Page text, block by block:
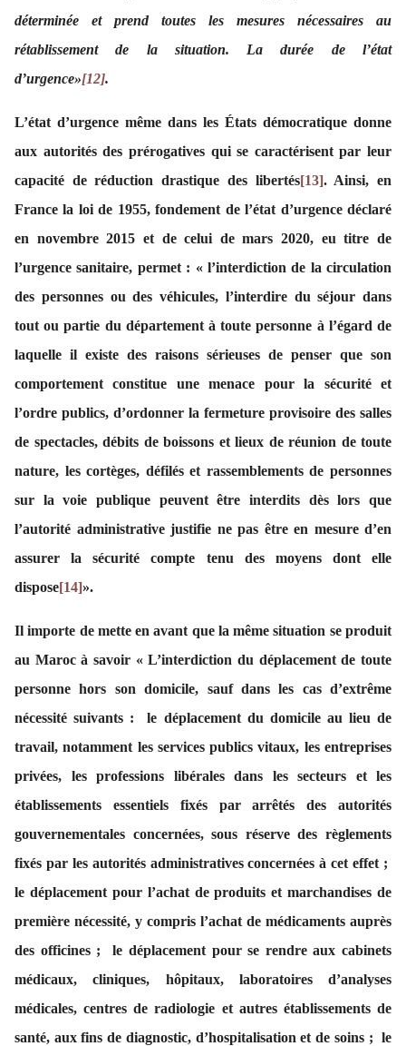
déterminée et prend toutes les mesures nécessaires au
rétablissement de la situation. La durée de l’état
d’urgence»[12].
L’état d’urgence même dans les États démocratique donne
aux autorités des prérogatives qui se caractérisent par leur
capacité de réduction drastique des libertés[13]. Ainsi, en
France la loi de 1955, fondement de l’état d’urgence déclaré
en novembre 2015 et de celui de mars 2020, eu titre de
l’urgence sanitaire, permet : « l’interdiction de la circulation
des personnes ou des véhicules, l’interdire du séjour dans
tout ou partie du département à toute personne à l’égard de
laquelle il existe des raisons sérieuses de penser que son
comportement constitue une menace pour la sécurité et
l’ordre publics, d’ordonner la fermeture provisoire des salles
de spectacles, débits de boissons et lieux de réunion de toute
nature, les cortèges, défilés et rassemblements de personnes
sur la voie publique peuvent être interdits dès lors que
l’autorité administrative justifie ne pas être en mesure d’en
assurer la sécurité compte tenu des moyens dont elle
dispose[14]».
Il importe de mette en avant que la même situation se produit
au Maroc à savoir « L’interdiction du déplacement de toute
personne hors son domicile, sauf dans les cas d’extrême
nécessité suivants : le déplacement du domicile au lieu de
travail, notamment les services publics vitaux, les entreprises
privées, les professions libérales dans les secteurs et les
établissements essentiels fixés par arrêtés des autorités
gouvernementales concernées, sous réserve des règlements
fixés par les autorités administratives concernées à cet effet ;
le déplacement pour l’achat de produits et marchandises de
première nécessité, y compris l’achat de médicaments auprès
des officines ; le déplacement pour se rendre aux cabinets
médicaux, cliniques, hôpitaux, laboratoires d’analyses
médicales, centres de radiologie et autres établissements de
santé, aux fins de diagnostic, d’hospitalisation et de soins ; le